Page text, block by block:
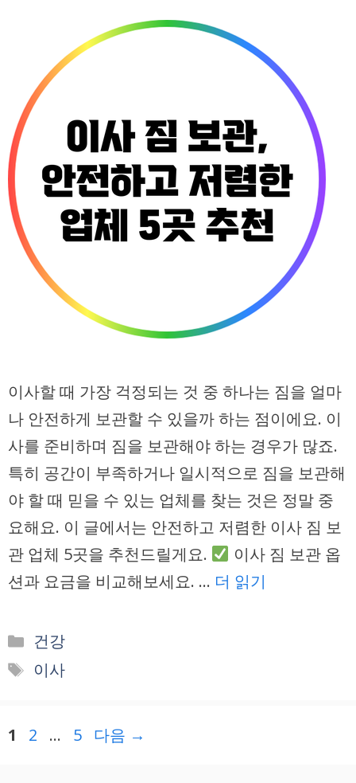
이사할 때 가장 걱정되는 것 중 하나는 짐을 얼마
나 안전하게 보관할 수 있을까 하는 점이에요. 이
사를 준비하며 짐을 보관해야 하는 경우가 많죠.
특히 공간이 부족하거나 일시적으로 짐을 보관해
야 할 때 믿을 수 있는 업체를 찾는 것은 정말 중
요해요. 이 글에서는 안전하고 저렴한 이사 짐 보
관 업체 5곳을 추천드릴게요.
이사 짐 보관 옵
션과 요금을 비교해보세요. … 더 읽기
카
테
건강
태
이사
페
1
페
2 …
페
5 다음 →